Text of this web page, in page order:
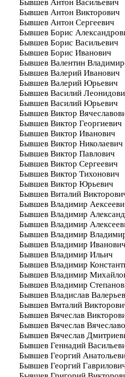
Бывшев Антон Васильевич
Бывшев Антон Викторович
Бывшев Антон Сергеевич
Бывшев Борис
Бывшев Борис Васильевич
Бывшев Борис Иванович
Бывшев Валентин
Бывшев Валерий Иванович
Бывшев Валерий Юрьевич
Бывшев Василий
Бывшев Василий Юрьевич
Бывшев Виктор
Бывшев Виктор Георгиевич
Бывшев Виктор Иванович
Бывшев Виктор Николаевич
Бывшев Виктор Павлович
Бывшев Виктор Сергеевич
Бывшев Виктор Тихонович
Бывшев Виктор Юрьевич
Бывшев Виталий
Бывшев Владимир
Бывшев Владимир
Бывшев Владимир
Бывшев Владимир
Бывшев Владимир
Бывшев Владимир Ильич
Бывшев Владимир
Бывшев Владимир
Бывшев Владимир
Бывшев Владислав
Бывшев Вмталий
Бывшев Вячеслав
Бывшев Вячеслав
Бывшев Вячеслав
Бывшев Геннадий
Бывшев Георгий
Бывшев Георгий